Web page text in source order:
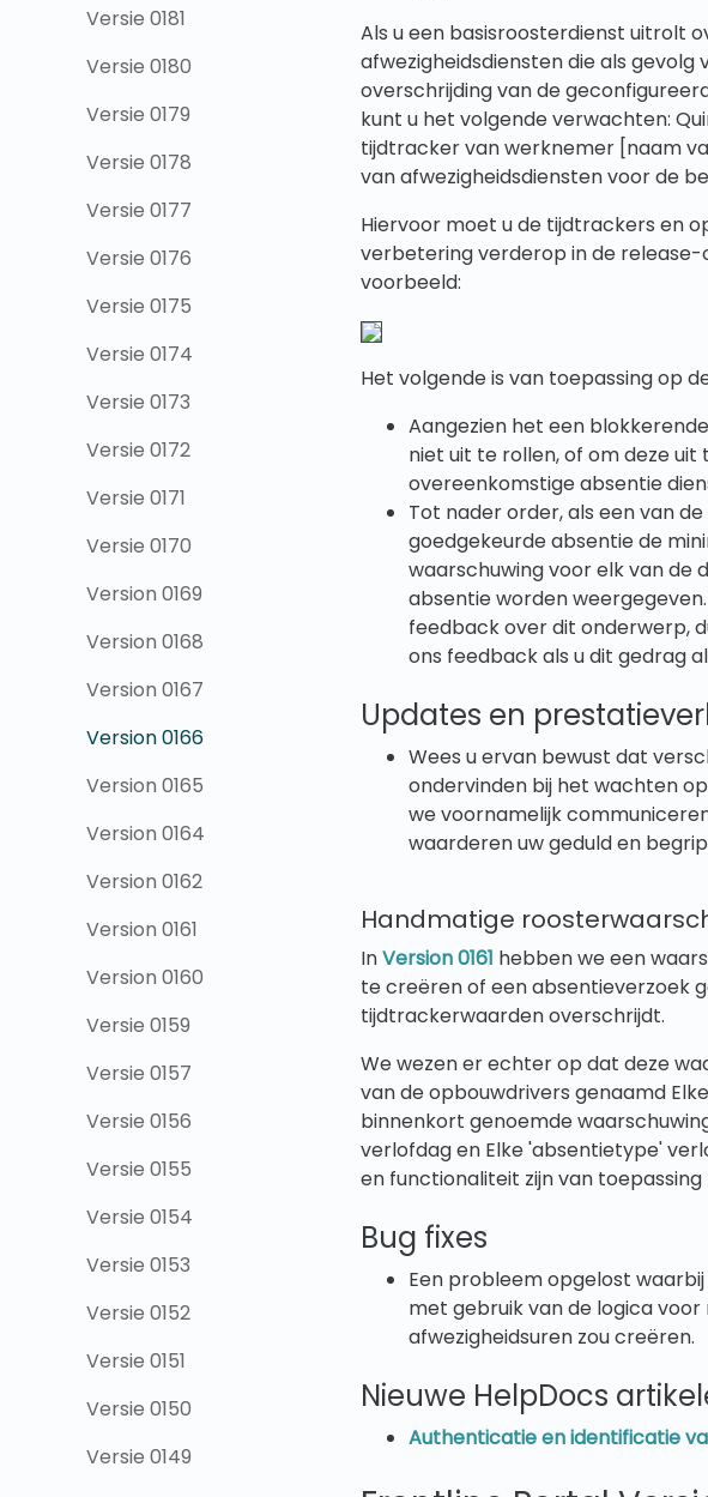
Versie 0181
Versie 0180
Versie 0179
Versie 0178
Versie 0177
Versie 0176
Versie 0175
Versie 0174
Versie 0173
Versie 0172
Versie 0171
Versie 0170
Version 0169
Version 0168
Version 0167
Version 0166
Version 0165
Version 0164
Version 0162
Version 0161
Version 0160
Versie 0159
Versie 0157
Versie 0156
Versie 0155
Versie 0154
Versie 0153
Versie 0152
Versie 0151
Versie 0150
Versie 0149
Als u een basisroosterdienst uitrolt
afwezigheidsdiensten die als
overschrijding van de
kunt u het volgende verwachten:
tijdtracker van werknemer [naam
van afwezigheidsdiensten voor de
Hiervoor moet u de tijdtrackers en
verbetering verderop in de
voorbeeld:
Het volgende is van toepassing op
Aangezien het een
niet uit te rollen, of om deze
overeenkomstige absentie
Tot nader order, als een van
goedgekeurde absentie de
waarschuwing voor elk van de
absentie worden
feedback over dit onderwerp,
ons feedback als u dit gedrag
Updates en
Wees u ervan bewust dat
ondervinden bij het wachten
we voornamelijk
waarderen uw geduld en
Handmatige
InVersion 0161 hebben we een
te creëren of een absentieverzoek
tijdtrackerwaarden overschrijdt.
We wezen er echter op dat deze
van de opbouwdrivers genaamd
binnenkort genoemde
verlofdag en Elke 'absentietype'
en functionaliteit zijn van
Bug fixes
Een probleem opgelost
met gebruik van de logica
afwezigheidsuren zou creëren.
Nieuwe HelpDocs
Authenticatie en identificatie